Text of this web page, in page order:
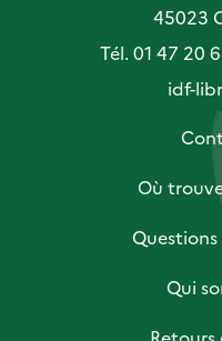
45023
Tél. 01 47 20
idf-
Où
Qui